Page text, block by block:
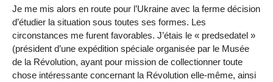
Je me mis alors en route pour l’Ukraine avec la ferme décision
d’étudier la situation sous toutes ses formes. Les
circonstances me furent favorables. J’étais le « predsedatel »
(président d’une expédition spéciale organisée par le Musée
de la Révolution, ayant pour mission de collectionner toute
chose intéressante concernant la Révolution elle-même, ainsi